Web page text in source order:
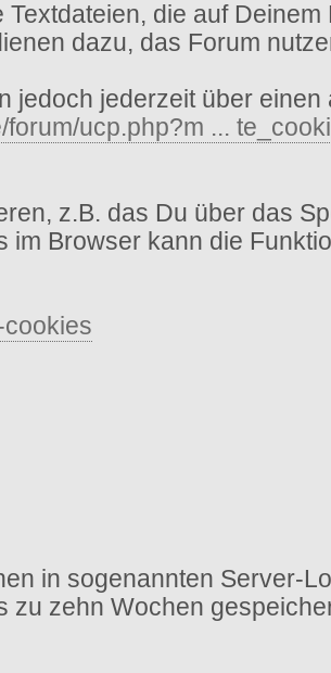
die auf Deinem
dazu, das Forum
jedoch jederzeit über einen
ucp.php?m ...
z.B. das Du über das
Browser kann die
cookies
in sogenannten Server-
zu zehn Wochen